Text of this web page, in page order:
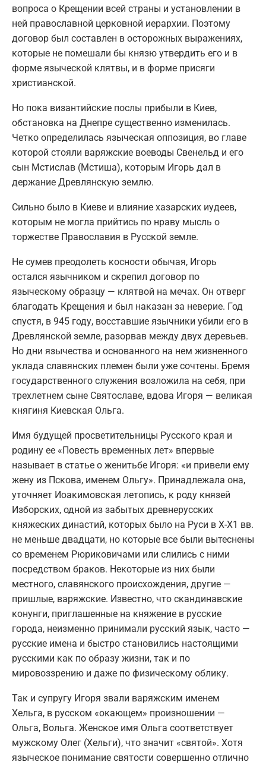
вопроса о Крещении всей страны и установлении в
ней православной церковной иерархии. Поэтому
договор был составлен в осторожных выражениях,
которые не помешали бы князю утвердить его и в
форме языческой клятвы, и в форме присяги
христианской.
Но пока византийские послы прибыли в Киев,
обстановка на Днепре существенно изменилась.
Четко определилась языческая оппозиция, во главе
которой стояли варяжские воеводы Свенельд и его
сын Мстислав (Мстиша), которым Игорь дал в
держание Древлянскую землю.
Сильно было в Киеве и влияние хазарских иудеев,
которым не могла прийтись по нраву мысль о
торжестве Православия в Русской земле.
Не сумев преодолеть косности обычая, Игорь
остался язычником и скрепил договор по
языческому образцу — клятвой на мечах. Он отверг
благодать Крещения и был наказан за неверие. Год
спустя, в 945 году, восставшие язычники убили его в
Древлянской земле, разорвав между двух деревьев.
Но дни язычества и основанного на нем жизненного
уклада славянских племен были уже сочтены. Бремя
государственного служения возложила на себя, при
трехлетнем сыне Святославе, вдова Игоря — великая
княгиня Киевская Ольга.
Имя будущей просветительницы Русского края и
родину ее «Повесть временных лет» впервые
называет в статье о женитьбе Игоря: «и привели ему
жену из Пскова, именем Ольгу». Принадлежала она,
уточняет Иоакимовская летопись, к роду князей
Изборских, одной из забытых древнерусских
княжеских династий, которых было на Руси в Х-Х1 вв.
не меньше двадцати, но которые все были вытеснены
со временем Рюриковичами или слились с ними
посредством браков. Некоторые из них были
местного, славянского происхождения, другие —
пришлые, варяжские. Известно, что скандинавские
конунги, приглашенные на княжение в русские
города, неизменно принимали русский язык, часто —
русские имена и быстро становились настоящими
русскими как по образу жизни, так и по
мировоззрению и даже по физическому облику.
Так и супругу Игоря звали варяжским именем
Хельга, в русском «окающем» произношении —
Ольга, Вольга. Женское имя Ольга соответствует
мужскому Олег (Хельги), что значит «святой». Хотя
языческое понимание святости совершенно отлично